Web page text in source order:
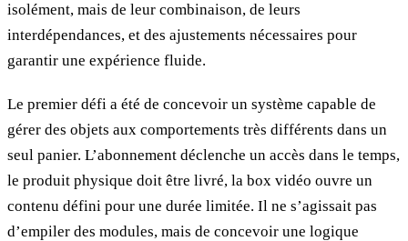
isolément, mais de leur combinaison, de leurs
interdépendances, et des ajustements nécessaires pour
garantir une expérience fluide.
Le premier défi a été de concevoir un système capable de
gérer des objets aux comportements très différents dans un
seul panier. L’abonnement déclenche un accès dans le temps,
le produit physique doit être livré, la box vidéo ouvre un
contenu défini pour une durée limitée. Il ne s’agissait pas
d’empiler des modules, mais de concevoir une logique